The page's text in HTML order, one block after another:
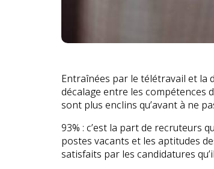
Entraînées par le télétravail et la
décalage entre les compétences
sont plus enclins qu’avant à ne
93% : c’est la part de recruteurs
postes vacants et les aptitudes
satisfaits par les candidatures